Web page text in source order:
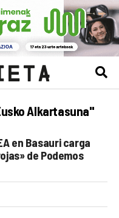
Alkartasuna"
en Basauri carga
de Podemos